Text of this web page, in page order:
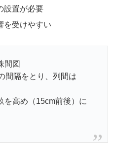
設置が必要
を受けやすい
間図
間隔をとり、列間は
を高め（15cm前後）に